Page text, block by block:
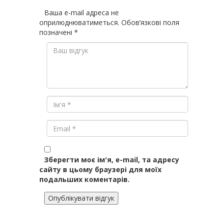
Ваша e-mail адреса не
оприлюднюватиметься. Обов’язкові поля
позначені *
Зберегти моє ім'я, e-mail, та адресу
сайту в цьому браузері для моїх
подальших коментарів.